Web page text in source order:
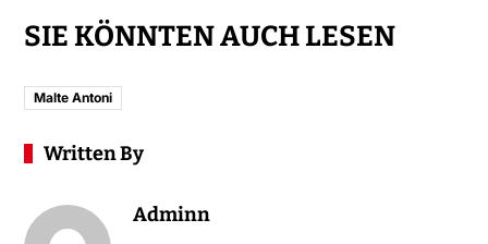
SIE KÖNNTEN AUCH LESEN
Malte Antoni
Written By
Adminn